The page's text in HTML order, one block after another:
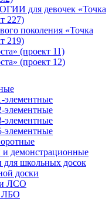
для девочек «Точка
227)
поколения «Точка
219)
(проект 11)
(проект 12)
элементные
элементные
элементные
элементные
демонстрационные
школьных досок
доски
ЛСО
ЛБО